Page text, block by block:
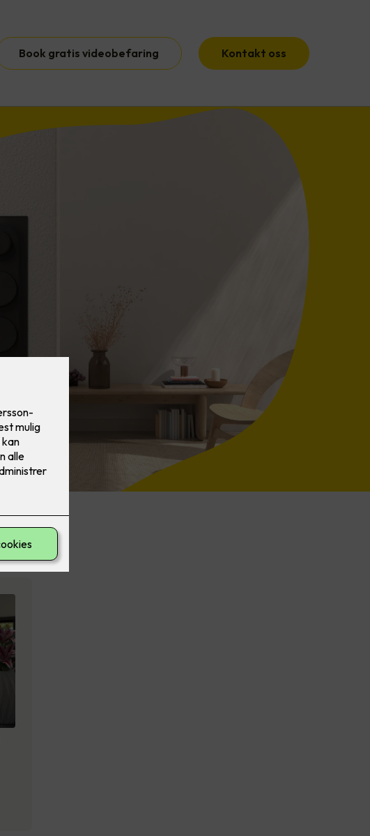
Book gratis videobefaring Kontakt oss